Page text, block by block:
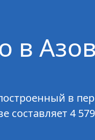
в
в
составляет 4